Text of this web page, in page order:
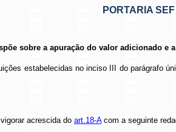
PORTARIA
sobre a apuração do valor adicionado
estabelecidas no inciso III do parágrafo
acrescida do art.18-Acom a seguinte